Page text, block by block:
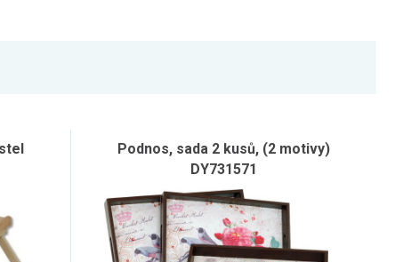
Podnos, sada 2 kusů, (2 motivy)
DY731571